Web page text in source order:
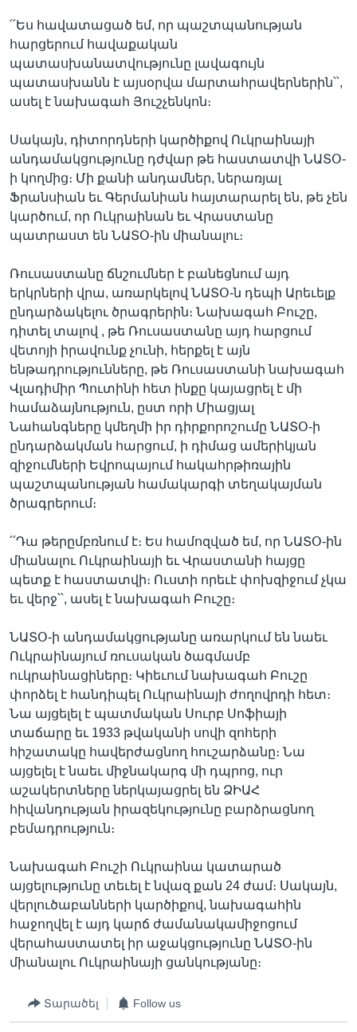
՛՛Ես հավատացած եմ, որ պաշտպանության
հարցերում հավաքական
պատասխանատվությունը լավագույն
պատասխանն է այսօրվա մարտահրավերներին՝՝,
ասել է նախագահ Յուշչենկոն։
Սակայն, դիտորդների կարծիքով Ուկրաինայի
անդամակցությունը դժվար թե հաստատվի ՆԱՏՕ-
ի կողմից։ Մի քանի անդամներ, ներառյալ
Ֆրանսիան եւ Գերմանիան հայտարարել են, թե չեն
կարծում, որ Ուկրաինան եւ Վրաստանը
պատրաստ են ՆԱՏՕ-ին միանալու։
Ռուսաստանը ճնշումներ է բանեցնում այդ
երկրների վրա, առարկելով ՆԱՏՕ-ն դեպի Արեւելք
ընդարձակելու ծրագրերին։ Նախագահ Բուշը,
դիտել տալով , թե Ռուսաստանը այդ հարցում
վետոյի իրավունք չունի, հերքել է այն
ենթադրությունները, թե Ռուսաստանի նախագահ
Վլադիմիր Պուտինի հետ ինքը կայացրել է մի
համաձայնություն, ըստ որի Միացյալ
Նահանգները կմեղմի իր դիրքորոշումը ՆԱՏՕ-ի
ընդարձակման հարցում, ի դիմաց ամերիկյան
զիջումների Եվրոպայում հակահրթիռային
պաշտպանության համակարգի տեղակայման
ծրագրերում։
՛՛Դա թերըմբռնում է։ Ես համոզված եմ, որ ՆԱՏՕ-ին
միանալու Ուկրաինայի եւ Վրաստանի հայցը
պետք է հաստատվի։ Ուստի որեւէ փոխզիջում չկա
եւ վերջ՝՝, ասել է նախագահ Բուշը։
ՆԱՏՕ-ի անդամակցությանը առարկում են նաեւ
Ուկրաինայում ռուսական ծագմամբ
ուկրաինացիները։ Կիեւում նախագահ Բուշը
փորձել է հանդիպել Ուկրաինայի ժողովրդի հետ։
Նա այցելել է պատմական Սուրբ Սոֆիայի
տաճարը եւ 1933 թվականի սովի զոհերի
հիշատակը հավերժացնող հուշարձանը։ Նա
այցելել է նաեւ միջնակարգ մի դպրոց, ուր
աշակերտները ներկայացրել են ՁԻԱՀ
հիվանդության իրազեկությունը բարձրացնող
բեմադրություն։
Նախագահ Բուշի Ուկրաինա կատարած
այցելությունը տեւել է նվազ քան 24 ժամ։ Սակայն,
վերլուծաբանների կարծիքով, նախագահին
հաջողվել է այդ կարճ ժամանակամիջոցում
վերահաստատել իր աջակցությունը ՆԱՏՕ-ին
միանալու Ուկրաինայի ցանկությանը։
Տարածել Follow us